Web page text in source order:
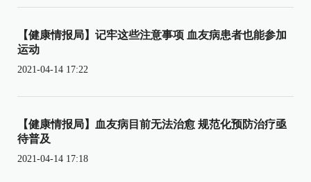
【健康情报局】记牢这些注意事项 血友病患者也能参加
运动
2021-04-14 17:22
【健康情报局】血友病目前无法治愈 规范化预防治疗亟
待普及
2021-04-14 17:18